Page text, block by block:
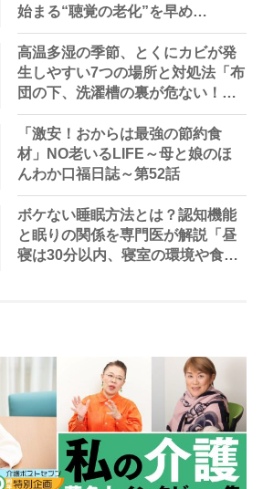
始まる“聴覚の老化”を早め
る？ “加齢性難聴”を予防する生
活習慣を専門医が解説
高温多湿の季節、とくにカビが発
生しやすい7つの場所と対処法「布
団の下、洗濯槽の裏が危ない！」
【家事アドバイザー指南】
「激安！おからは最強の節約食
材」NO老いるLIFE～母と娘のほ
んわか口福日誌～第52話
ボケない睡眠方法とは？認知機能
と眠りの関係を専門医が解説「昼
寝は30分以内、寝室の環境や食生